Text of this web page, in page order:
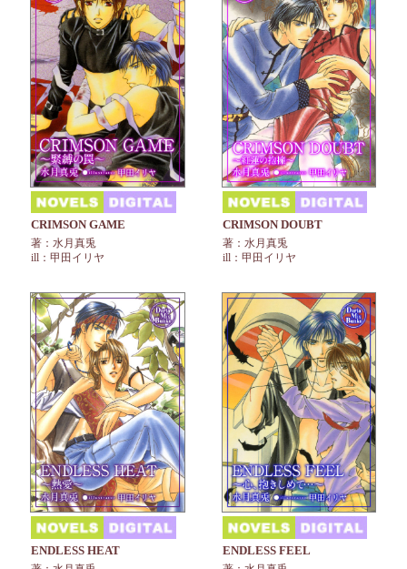
CRIMSON GAME
著：水月真兎
ill：甲田イリヤ
CRIMSON DOUBT
著：水月真兎
ill：甲田イリヤ
ENDLESS HEAT ENDLESS FEEL